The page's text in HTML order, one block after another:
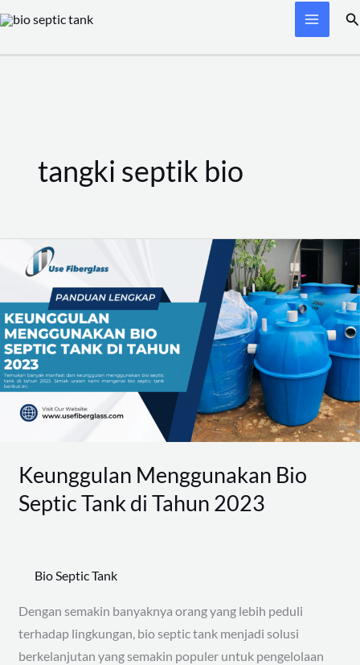
Skip
content
tangki septik bio
Keunggulan Menggunakan Bio
Septic Tank di Tahun 2023
Bio Septic Tank
Dengan semakin banyaknya orang yang lebih peduli
terhadap lingkungan, bio septic tank menjadi solusi
berkelanjutan yang semakin populer untuk pengelolaan
Keunggulan
Menggunakan
Septic
Tank
di
Tahun
2023